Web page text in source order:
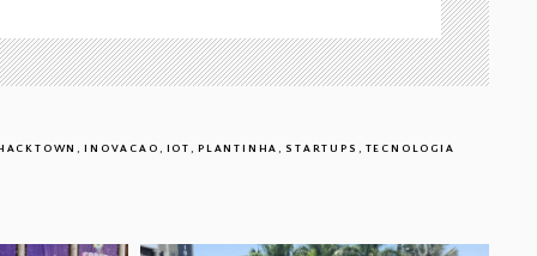
,INOVACAO , IOT ,PLANTINHA , STARTUPS , TECNOLOGIA